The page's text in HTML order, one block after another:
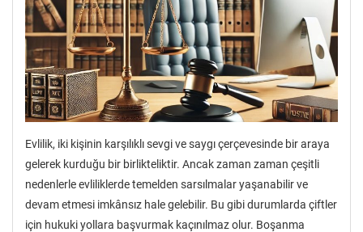
Evlilik, iki kişinin karşılıklı sevgi ve saygı çerçevesinde bir araya
gelerek kurduğu bir birlikteliktir. Ancak zaman zaman çeşitli
nedenlerle evliliklerde temelden sarsılmalar yaşanabilir ve
devam etmesi imkânsız hale gelebilir. Bu gibi durumlarda çiftler
için hukuki yollara başvurmak kaçınılmaz olur. Boşanma